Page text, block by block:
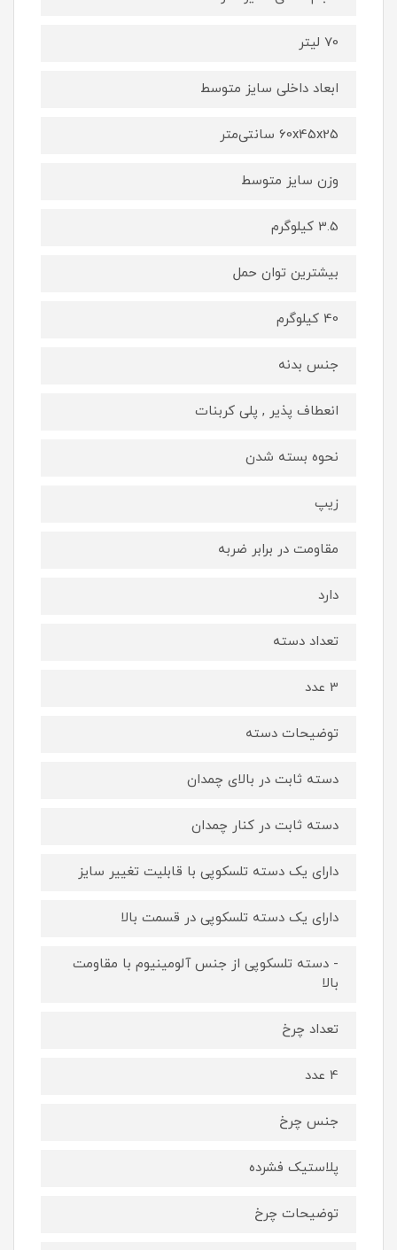
70 لیتر
ابعاد داخلی سایز متوسط
60x45x25 سانتی‌متر
وزن سایز متوسط
3.5 کیلوگرم
بیشترین توان حمل
40 کیلوگرم
جنس بدنه
انعطاف پذیر , پلی کربنات
نحوه بسته شدن
زیپ
مقاومت در برابر ضربه
دارد
تعداد دسته
3 عدد
توضیحات دسته
دسته ثابت در بالای چمدان
دسته ثابت در کنار چمدان
دارای یک دسته تلسکوپی با قابلیت تغییر سایز
دارای یک دسته تلسکوپی در قسمت بالا
- دسته تلسکوپی از جنس آلومینیوم با مقاومت
بالا
تعداد چرخ
4 عدد
جنس چرخ
پلاستیک فشرده
توضیحات چرخ